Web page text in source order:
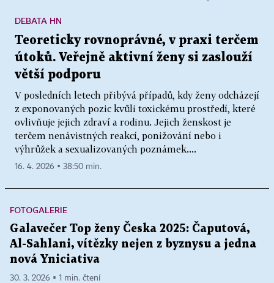
Teoreticky rovnoprávné, v praxi terčem
útoků. Veřejně aktivní ženy si zaslouží
větší podporu
V posledních letech přibývá případů, kdy ženy odcházejí
z exponovaných pozic kvůli toxickému prostředí, které
ovlivňuje jejich zdraví a rodinu. Jejich ženskost je
terčem nenávistných reakcí, ponižování nebo i
výhrůžek a sexualizovaných poznámek....
DEBATA HN
16. 4. 2026 ▪ 38:50 min.
FOTOGALERIE
Galavečer Top ženy Česka 2025: Čaputová,
Al-Sahlani, vítězky nejen z byznysu a jedna
nová Yniciativa
30. 3. 2026 ▪ 1 min. čtení